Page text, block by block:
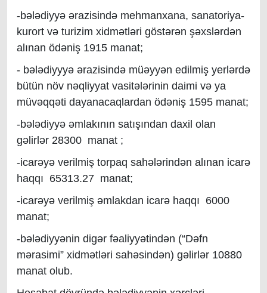
-bələdiyyə ərazisində mehmanxana, sanatoriya-
kurort və turizim xidmətləri göstərən şəxslərdən
alınan ödəniş 1915 manat;
- bələdiyyyə ərazisində müəyyən edilmiş yerlərdə
bütün növ nəqliyyat vasitələrinin daimi və ya
müvəqqəti dayanacaqlardan ödəniş 1595 manat;
-bələdiyyə əmlakının satışından daxil olan
gəlirlər 28300 manat ;
-icarəyə verilmiş torpaq sahələrindən alınan icarə
haqqı 65313.27 manat;
-icarəyə verilmiş əmlakdan icarə haqqı 6000
manat;
-bələdiyyənin digər fəaliyyətindən (“Dəfn
mərasimi” xidmətləri sahəsindən) gəlirlər 10880
manat olub.